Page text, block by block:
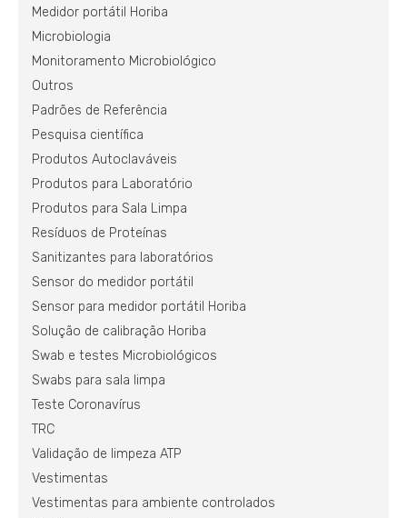
Medidor portátil Horiba
Microbiologia
Monitoramento Microbiológico
Outros
Padrões de Referência
Pesquisa científica
Produtos Autoclaváveis
Produtos para Laboratório
Produtos para Sala Limpa
Resíduos de Proteínas
Sanitizantes para laboratórios
Sensor do medidor portátil
Sensor para medidor portátil Horiba
Solução de calibração Horiba
Swab e testes Microbiológicos
Swabs para sala limpa
Teste Coronavírus
TRC
Validação de limpeza ATP
Vestimentas
Vestimentas para ambiente controlados